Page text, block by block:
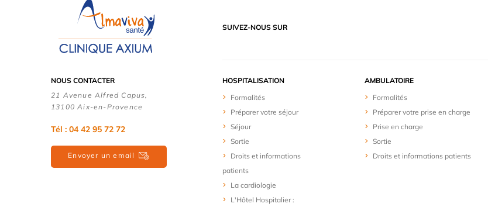
SUIVEZ-NOUS SUR
NOUS CONTACTER
21 Avenue Alfred Capus,
13100 Aix-en-Provence
Tél : 04 42 95 72 72
Envoyer un email
HOSPITALISATION
Formalités
Préparer votre séjour
Séjour
Sortie
Droits et informations
patients
La cardiologie
L'Hôtel Hospitalier :
AMBULATOIRE
Formalités
Préparer votre prise en charge
Prise en charge
Sortie
Droits et informations patients